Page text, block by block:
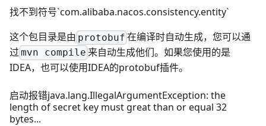
找不到符号`com.alibaba.nacos.consistency.entity`
这个包目录是由 protobuf 在编译时自动生成，您可以通
过 mvn compile 来自动生成他们。如果您使用的是
IDEA，也可以使用IDEA的protobuf插件。
启动报错java.lang.IllegalArgumentException: the
length of secret key must great than or equal 32
bytes...